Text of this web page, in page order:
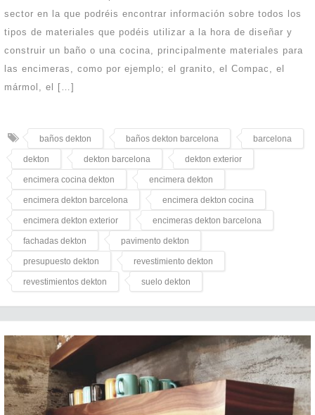
sector en la que podréis encontrar información sobre todos los
tipos de materiales que podéis utilizar a la hora de diseñar y
construir un baño o una cocina, principalmente materiales para
las encimeras, como por ejemplo; el granito, el Compac, el
mármol, el […]
baños dekton baños dekton barcelona barcelona
dekton dekton barcelona dekton exterior
encimera cocina dekton encimera dekton
encimera dekton barcelona encimera dekton cocina
encimera dekton exterior encimeras dekton barcelona
fachadas dekton pavimento dekton
presupuesto dekton revestimiento dekton
revestimientos dekton suelo dekton